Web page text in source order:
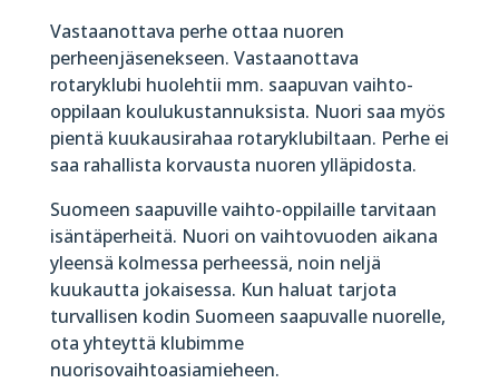
Vastaanottava perhe ottaa nuoren
perheenjäsenekseen. Vastaanottava
rotaryklubi huolehtii mm. saapuvan vaihto-
oppilaan koulukustannuksista. Nuori saa myös
pientä kuukausirahaa rotaryklubiltaan. Perhe ei
saa rahallista korvausta nuoren ylläpidosta.
Suomeen saapuville vaihto-oppilaille tarvitaan
isäntäperheitä. Nuori on vaihtovuoden aikana
yleensä kolmessa perheessä, noin neljä
kuukautta jokaisessa. Kun haluat tarjota
turvallisen kodin Suomeen saapuvalle nuorelle,
ota yhteyttä klubimme
nuorisovaihtoasiamieheen.